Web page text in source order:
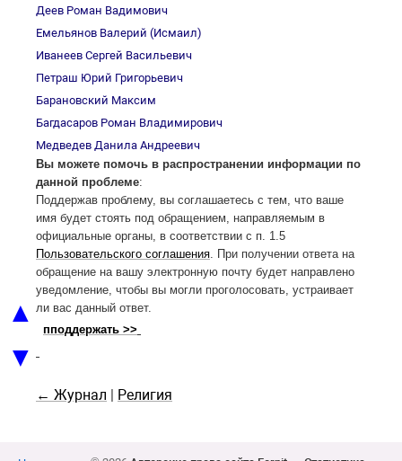
Деев Роман Вадимович
Емельянов Валерий (Исмаил)
Иванеев Сергей Васильевич
Петраш Юрий Григорьевич
Барановский Максим
Багдасаров Роман Владимирович
Медведев Данила Андреевич
Вы можете помочь в распространении информации по
данной проблеме:
Поддержав проблему, вы соглашаетесь с тем, что ваше
имя будет стоять под обращением, направляемым в
официальные органы, в соответствии с п. 1.5
Пользовательского соглашения . При получении ответа на
обращение на вашу электронную почту будет направлено
уведомление, чтобы вы могли проголосовать, устраивает
ли вас данный ответ.
пподдержать >>
← Журнал | Религия
▲
▼